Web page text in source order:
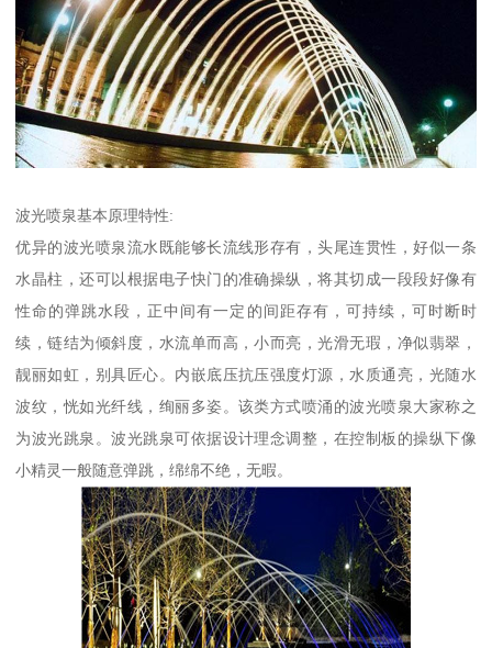
波光喷泉基本原理特性:
优异的波光喷泉流水既能够长流线形存有，头尾连贯性，好似一条
水晶柱，还可以根据电子快门的准确操纵，将其切成一段段好像有
性命的弹跳水段，正中间有一定的间距存有，可持续，可时断时
续，链结为倾斜度，水流单而高，小而亮，光滑无瑕，净似翡翠，
靓丽如虹，别具匠心。内嵌底压抗压强度灯源，水质通亮，光随水
波纹，恍如光纤线，绚丽多姿。该类方式喷涌的波光喷泉大家称之
为波光跳泉。波光跳泉可依据设计理念调整，在控制板的操纵下像
小精灵一般随意弹跳，绵绵不绝，无暇。